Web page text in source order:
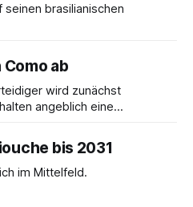
brasilianischen
ab
wird zunächst
angeblich eine
bis 2031
im Mittelfeld.